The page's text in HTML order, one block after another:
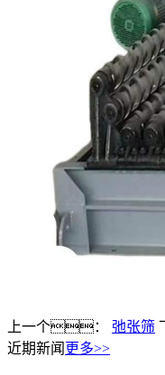
上一个： 弛张筛
近期新闻 更多>>